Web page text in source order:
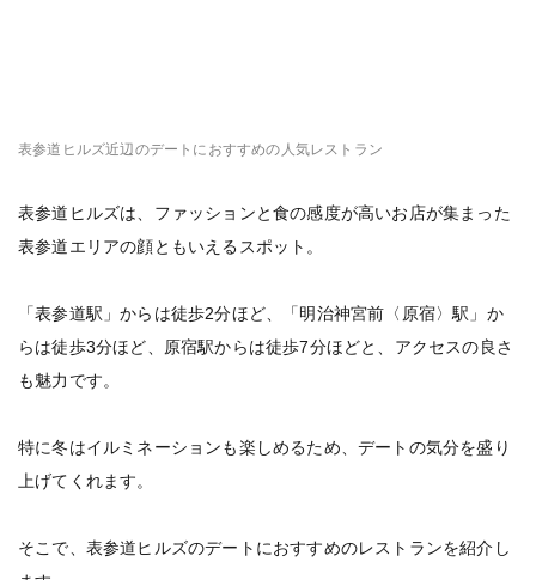
表参道ヒルズ近辺のデートにおすすめの人気レストラン
表参道ヒルズは、ファッションと食の感度が高いお店が集まった
表参道エリアの顔ともいえるスポット。
「表参道駅」からは徒歩2分ほど、「明治神宮前〈原宿〉駅」か
らは徒歩3分ほど、原宿駅からは徒歩7分ほどと、アクセスの良さ
も魅力です。
特に冬はイルミネーションも楽しめるため、デートの気分を盛り
上げてくれます。
そこで、表参道ヒルズのデートにおすすめのレストランを紹介し